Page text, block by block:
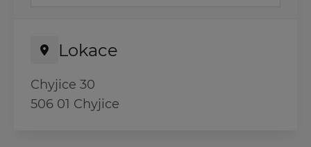
Lokace
Chyjice 30
506 01 Chyjice